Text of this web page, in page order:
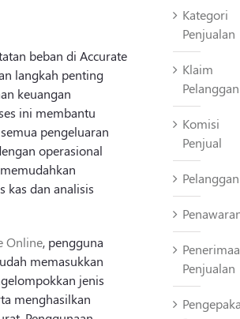
beban di Accurate
langkah penting
keuangan
ini membantu
pengeluaran
operasional
kas dan analisis
Online, pengguna
memasukkan
jenis
menghasilkan
Kategori
Penjualan
Klaim
Pelanggan
Komisi
Penjual
Pelanggan
Penjualan